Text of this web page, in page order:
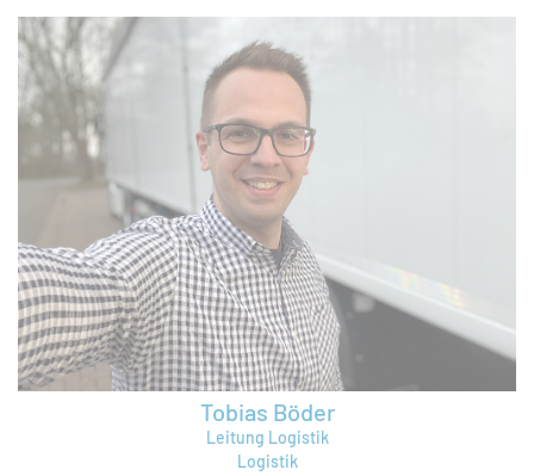
torsten.goerlitz@bruening-group.de
Tobias Böder
Leitung Logistik
Logistik